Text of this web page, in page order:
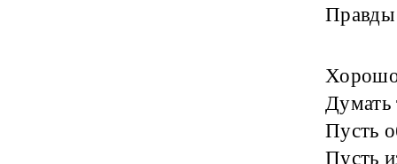
Правды
Думать
Пусть
Пусть